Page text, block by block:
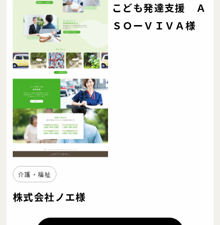
介護・福祉
株式会社ノエ様
こども発達支援 Ａ
ＳＯーＶＩＶＡ様